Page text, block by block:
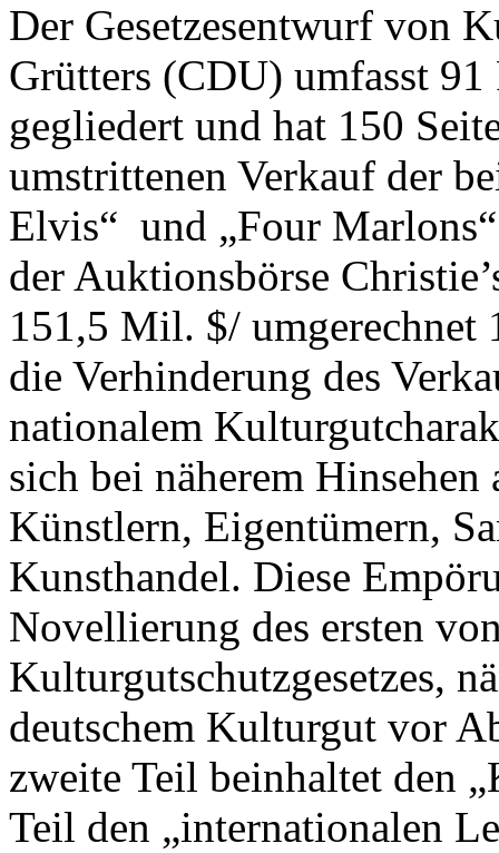
Der Gesetzesentwurf von
Grütters (CDU) umfasst
gegliedert und hat 150
umstrittenen Verkauf der
Elvis“ und „Four
der Auktionsbörse
151,5 Mil. $/
die Verhinderung des
nationalem
sich bei näherem
Künstlern, Eigentümern,
Kunsthandel. Diese
Novellierung des ersten
Kulturgutschutzgesetzes,
deutschem Kulturgut vor
zweite Teil beinhaltet den
Teil den „internationalen